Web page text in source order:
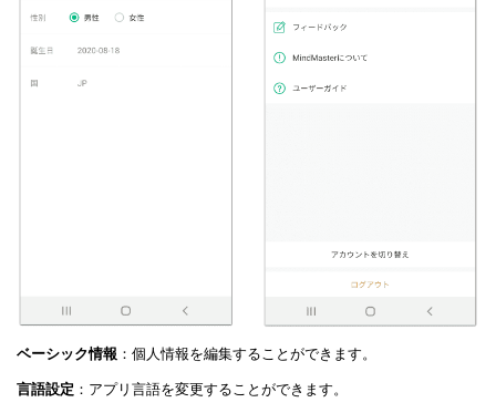
ベーシック情報 ：個人情報を編集することができます。
言語設定 ：アプリ言語を変更することができます。